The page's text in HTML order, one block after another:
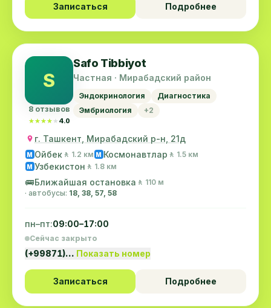
Записаться Подробнее
S
8 отзывов
★★★★★
★★★★★ 4.0
Safo Tibbiyot
Частная · Мирабадский район
Эндокринология
Диагностика
Эмбриология
+2
г. Ташкент, Мирабадский р-н, 21д
M Ойбек 🚶 1.2 км M Космонавтлар 🚶 1.5 км
M Узбекистон 🚶 1.8 км
🚌Ближайшая остановка 🚶 110 м
· автобусы: 18, 38, 57, 58
пн–пт:09:00–17:00
Сейчас закрыто
(+99871)… Показать номер
Записаться Подробнее